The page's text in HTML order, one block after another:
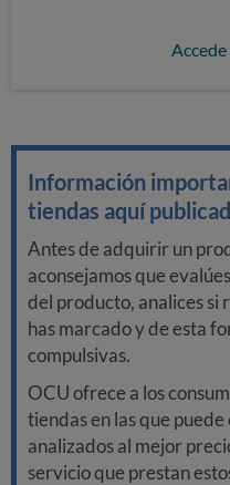
Información
tiendas aquí
Antes de adquirir un
aconsejamos que
del producto, analices si
has marcado y de esta
compulsivas.
OCU ofrece a los
tiendas en las que
analizados al mejor
servicio que prestan